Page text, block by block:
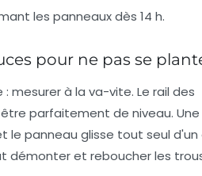
les panneaux dès 14 h.
pour ne pas se
mesurer à la va-vite. Le rail des
parfaitement de niveau.
le panneau glisse tout seul
démonter et reboucher les